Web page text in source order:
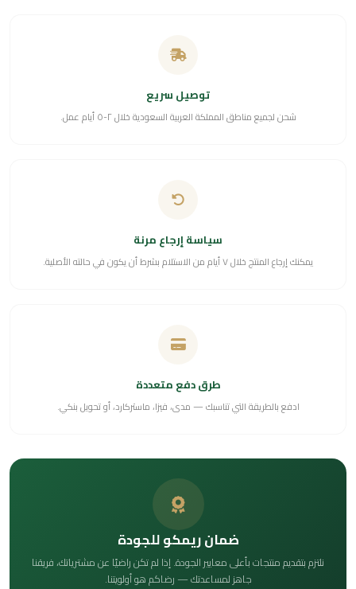
توصيل سريع
شحن لجميع مناطق المملكة العربية السعودية خلال ٢-٥ أيام عمل.
سياسة إرجاع مرنة
يمكنك إرجاع المنتج خلال ٧ أيام من الاستلام بشرط أن يكون في حالته الأصلية.
طرق دفع متعددة
ادفع بالطريقة التي تناسبك — مدى، فيزا، ماستركارد، أو تحويل بنكي.
ضمان ريمكو للجودة
نلتزم بتقديم منتجات بأعلى معايير الجودة. إذا لم تكن راضيًا عن مشترياتك، فريقنا
جاهز لمساعدتك — رضاكم هو أولويتنا.